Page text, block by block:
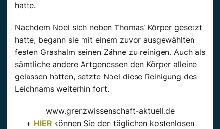
hatte.
Nachdem Noel sich neben Thomas‘ Körper gesetzt
hatte, begann sie mit einem zuvor ausgewählten
festen Grashalm seinen Zähne zu reinigen. Auch als
sämtliche andere Artgenossen den Körper alleine
gelassen hatten, setzte Noel diese Reinigung des
Leichnams weiterhin fort.
www.grenzwissenschaft-aktuell.de
+ HIERkönnen Sie den täglichen kostenlosen